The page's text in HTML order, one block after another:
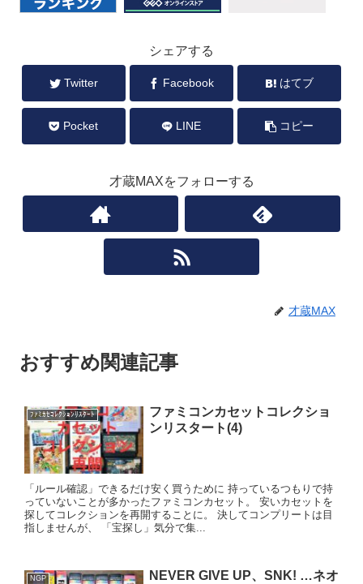
シェアする
Twitter Facebook はてブ
Pocket LINE コピー
才蔵MAXをフォローする
才蔵MAX
おすすめ関連記事
ﾌｧﾐｶｾｺﾚｸｼｮﾝﾘｽﾀｰﾄ
ファミコンカセットコレクショ
ンリスタート(4)
「ルール確認」できるだけ安く買うために 持っているつもりで持
っていないことが多かったファミコンカセット。 安いカセットを
探してコレクションを再開することに。 決してコンプリートは目
指しませんが、 「宝探し」気分で集...
NGP
NEVER GIVE UP、SNK! …ネオ